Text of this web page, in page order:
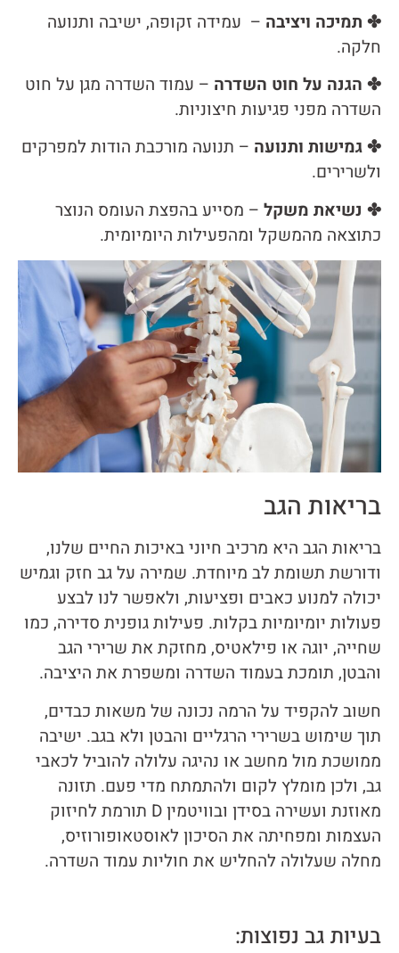
✤ תמיכה ויציבה – עמידה זקופה, ישיבה ותנועה
חלקה.
✤ הגנה על חוט השדרה – עמוד השדרה מגן על חוט
השדרה מפני פגיעות חיצוניות.
✤ גמישות ותנועה – תנועה מורכבת הודות למפרקים
ולשרירים.
✤ נשיאת משקל – מסייע בהפצת העומס הנוצר
כתוצאה מהמשקל ומהפעילות היומיומית.
בריאות הגב
בריאות הגב היא מרכיב חיוני באיכות החיים שלנו,
ודורשת תשומת לב מיוחדת. שמירה על גב חזק וגמיש
יכולה למנוע כאבים ופציעות, ולאפשר לנו לבצע
פעולות יומיומיות בקלות. פעילות גופנית סדירה, כמו
שחייה, יוגה או פילאטיס, מחזקת את שרירי הגב
והבטן, תומכת בעמוד השדרה ומשפרת את היציבה.
חשוב להקפיד על הרמה נכונה של משאות כבדים,
תוך שימוש בשרירי הרגליים והבטן ולא בגב. ישיבה
ממושכת מול מחשב או נהיגה עלולה להוביל לכאבי
גב, ולכן מומלץ לקום ולהתמתח מדי פעם. תזונה
מאוזנת ועשירה בסידן ובוויטמין D תורמת לחיזוק
העצמות ומפחיתה את הסיכון לאוסטאופורוזיס,
מחלה שעלולה להחליש את חוליות עמוד השדרה.
בעיות גב נפוצות: